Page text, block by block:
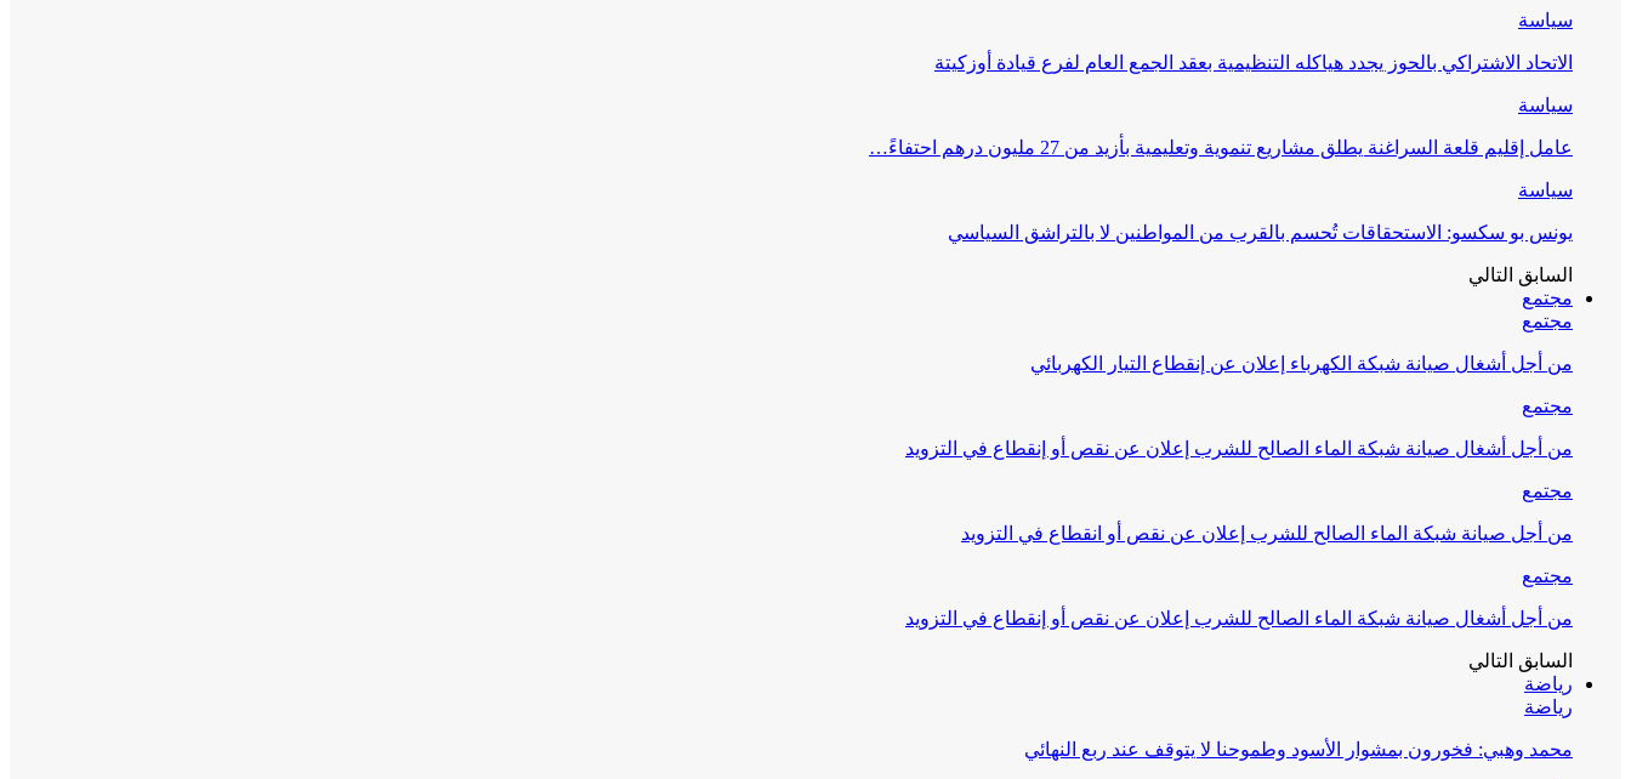
سياسة
الاتحاد الاشتراكي بالحوز يجدد هياكله التنظيمية بعقد الجمع العام لفرع قيادة أوزكيتة
سياسة
عامل إقليم قلعة السراغنة يطلق مشاريع تنموية وتعليمية بأزيد من 27 مليون درهم احتفاءً…
سياسة
يونس بو سكسو: الاستحقاقات تُحسم بالقرب من المواطنين لا بالتراشق السياسي
السابق التالي
مجتمع
مجتمع
من أجل أشغال صيانة شبكة الكهرباء إعلان عن إنقطاع التيار الكهربائي
مجتمع
من أجل أشغال صيانة شبكة الماء الصالح للشرب إعلان عن نقص أو إنقطاع في التزويد
مجتمع
من أجل صيانة شبكة الماء الصالح للشرب إعلان عن نقص أو انقطاع في التزويد
مجتمع
من أجل أشغال صيانة شبكة الماء الصالح للشرب إعلان عن نقص أو إنقطاع في التزويد
السابق التالي
رياضة
رياضة
محمد وهبي: فخورون بمشوار الأسود وطموحنا لا يتوقف عند ربع النهائي